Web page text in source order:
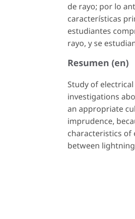
de rayo; por lo
características
estudiantes
rayo, y se
Resumen (en)
Study of
investigations
an appropriate
imprudence,
characteristics of
between